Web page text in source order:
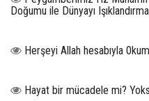
Doğumu ile Dünyayı
Herşeyi Allah hesabıyla
Hayat bir mücadele mi?